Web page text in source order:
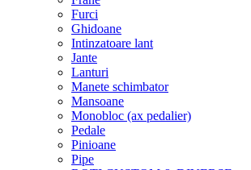
Furci
Ghidoane
Intinzatoare lant
Jante
Lanturi
Manete schimbator
Mansoane
Monobloc (ax pedalier)
Pedale
Pinioane
Pipe